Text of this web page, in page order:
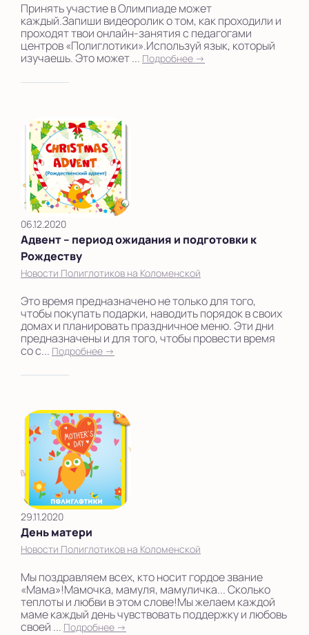
Принять участие в Олимпиаде может
каждый.Запиши видеоролик о том, как проходили и
проходят твои онлайн-занятия с педагогами
центров «Полиглотики».Используй язык, который
изучаешь. Это может ... Подробнее →
06.12.2020
Адвент – период ожидания и подготовки к
Рождеству
Новости Полиглотиков на Коломенской
Это время предназначено не только для того,
чтобы покупать подарки, наводить порядок в своих
домах и планировать праздничное меню. Эти дни
предназначены и для того, чтобы провести время
со с... Подробнее →
29.11.2020
День матери
Новости Полиглотиков на Коломенской
Мы поздравляем всех, кто носит гордое звание
«Мама»!Мамочка, мамуля, мамуличка... Сколько
теплоты и любви в этом слове!Мы желаем каждой
маме каждый день чувствовать поддержку и любовь
своей ... Подробнее →